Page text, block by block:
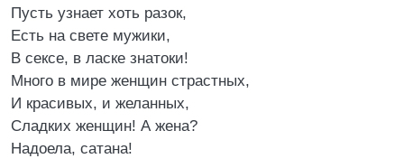
Пусть узнает хоть разок,
Есть на свете мужики,
В сексе, в ласке знатоки!
Много в мире женщин страстных,
И красивых, и желанных,
Сладких женщин! А жена?
Надоела, сатана!